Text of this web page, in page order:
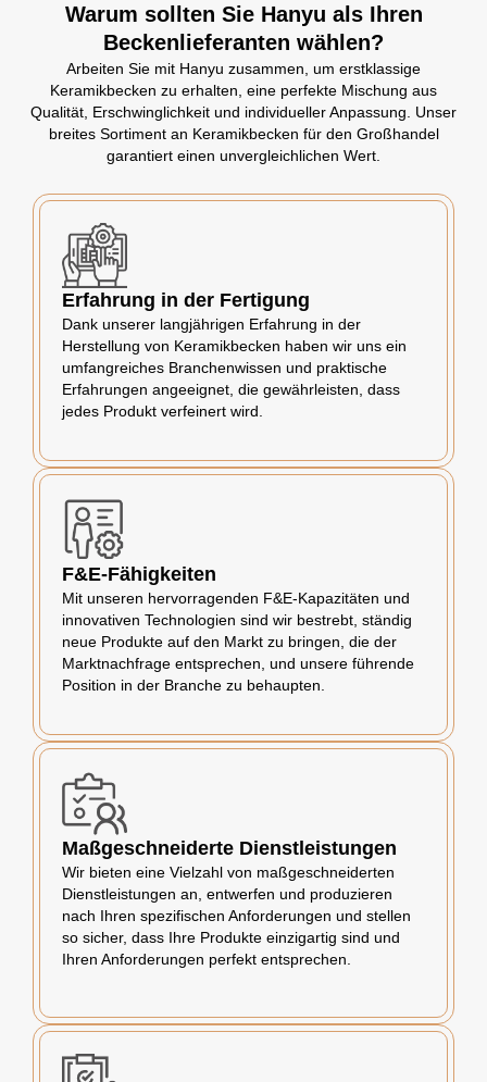
Warum sollten Sie Hanyu als Ihren
Beckenlieferanten wählen?
Arbeiten Sie mit Hanyu zusammen, um erstklassige
Keramikbecken zu erhalten, eine perfekte Mischung aus
Qualität, Erschwinglichkeit und individueller Anpassung. Unser
breites Sortiment an Keramikbecken für den Großhandel
garantiert einen unvergleichlichen Wert.
Erfahrung in der Fertigung
Dank unserer langjährigen Erfahrung in der
Herstellung von Keramikbecken haben wir uns ein
umfangreiches Branchenwissen und praktische
Erfahrungen angeeignet, die gewährleisten, dass
jedes Produkt verfeinert wird.
F&E-Fähigkeiten
Mit unseren hervorragenden F&E-Kapazitäten und
innovativen Technologien sind wir bestrebt, ständig
neue Produkte auf den Markt zu bringen, die der
Marktnachfrage entsprechen, und unsere führende
Position in der Branche zu behaupten.
Maßgeschneiderte Dienstleistungen
Wir bieten eine Vielzahl von maßgeschneiderten
Dienstleistungen an, entwerfen und produzieren
nach Ihren spezifischen Anforderungen und stellen
so sicher, dass Ihre Produkte einzigartig sind und
Ihren Anforderungen perfekt entsprechen.